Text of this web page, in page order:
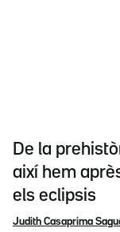
De la
així hem
els eclipsis
Judith Casaprima